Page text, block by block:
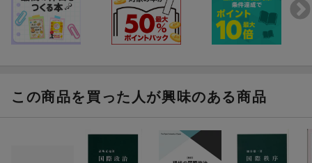
この商品を買った人が興味のある商品